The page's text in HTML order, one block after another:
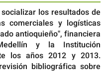
los resultados de
comerciales y logísticas
antioquieño", financiera
y la Institución
los años 2012 y 2013.
bibliográfica sobre